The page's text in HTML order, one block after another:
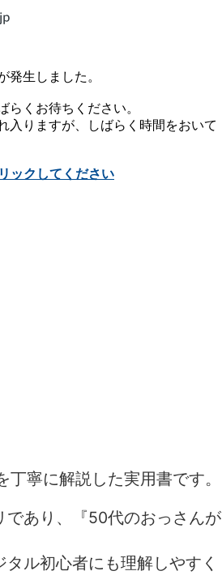
寧に解説した実用書です。
であり、『50代のおっさんが
ル初心者にも理解しやすく